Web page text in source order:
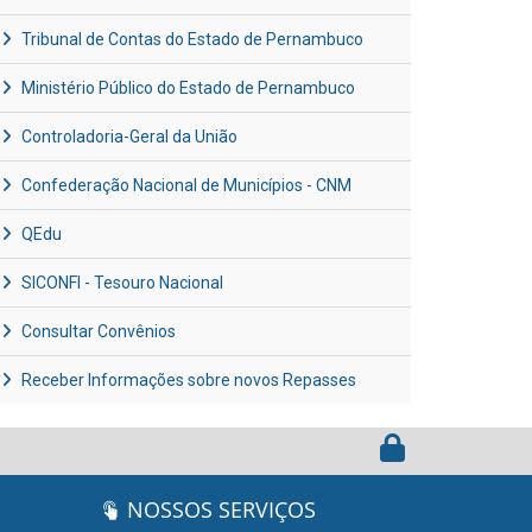
Tribunal de Contas do Estado de Pernambuco
Ministério Público do Estado de Pernambuco
Controladoria-Geral da União
Confederação Nacional de Municípios - CNM
QEdu
SICONFI - Tesouro Nacional
Consultar Convênios
Receber Informações sobre novos Repasses
NOSSOS SERVIÇOS